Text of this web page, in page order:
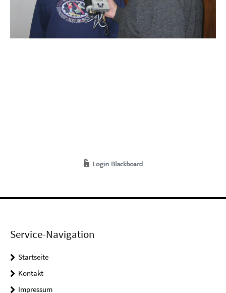
Service-Navigation
Startseite
Kontakt
Impressum